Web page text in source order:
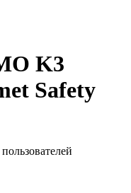
K3
Safety
пользователей